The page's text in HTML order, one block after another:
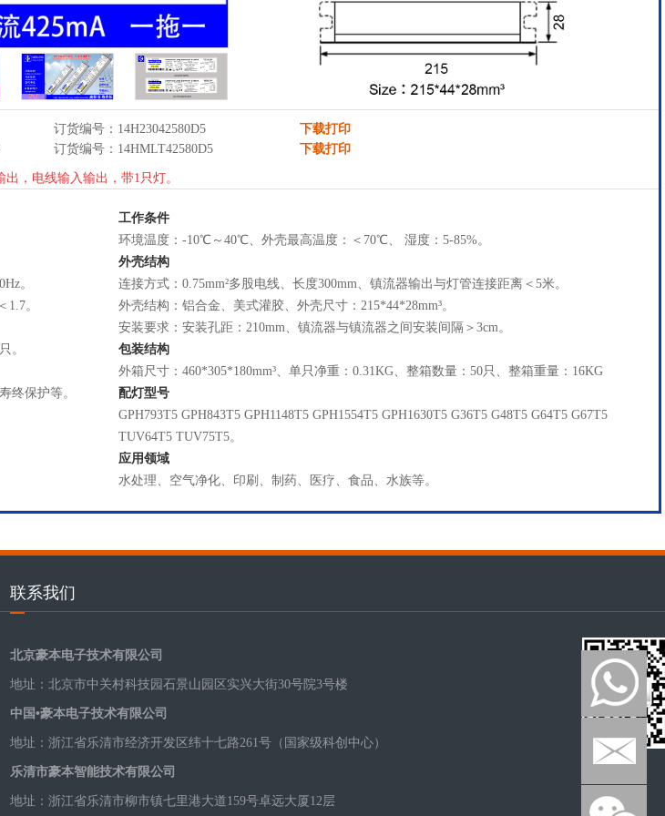
订货编号：14H23042580D5
下载打印
订货编号：14HMLT42580D5 下载打印
，电线输入输出，带1只灯。
。
。
。
终保护等。
工作条件
环境温度：-10℃～40℃、外壳最高温度：＜70℃、 湿度：5-85%。
外壳结构
连接方式：0.75mm²多股电线、长度300mm、镇流器输出与灯管连接距离＜5米。
外壳结构：铝合金、美式灌胶、外壳尺寸：215*44*28mm³。
安装要求：安装孔距：210mm、镇流器与镇流器之间安装间隔＞3cm。
包装结构
外箱尺寸：460*305*180mm³、单只净重：0.31KG、整箱数量：50只、整箱重量：16KG
配灯型号
GPH793T5 GPH843T5 GPH1148T5 GPH1554T5 GPH1630T5 G36T5 G48T5 G64T5 G67T5
TUV64T5 TUV75T5。
应用领域
水处理、空气净化、印刷、制药、医疗、食品、水族等。
联系我们
北京豪本电子技术有限公司
地址：北京市中关村科技园石景山园区实兴大街30号院3号楼
中国•豪本电子技术有限公司
地址：浙江省乐清市经济开发区纬十七路261号（国家级科创中心）
乐清市豪本智能技术有限公司
地址：浙江省乐清市柳市镇七里港大道159号卓远大厦12层